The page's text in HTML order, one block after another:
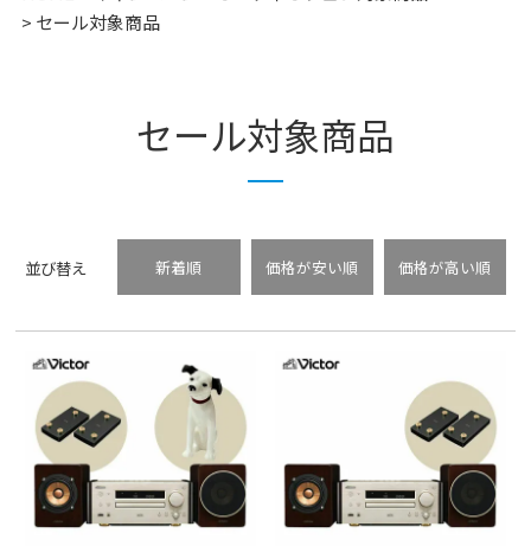
セール対象商品
セール対象商品
並び替え 新着順 価格が安い順 価格が高い順